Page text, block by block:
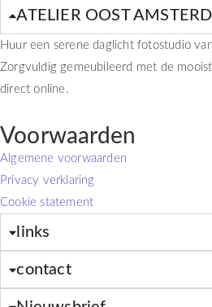
ATELIER OOST
Huur een serene daglicht fotostudio
Zorgvuldig gemeubileerd met de
direct online.
Voorwaarden
Algemene voorwaarden
Privacy verklaring
Cookie statement
links
contact